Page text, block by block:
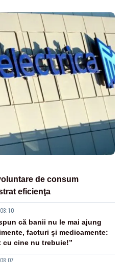
de consum
eficienţa
că banii nu le mai ajung
facturi și medicamente:
cu cine nu trebuie!”